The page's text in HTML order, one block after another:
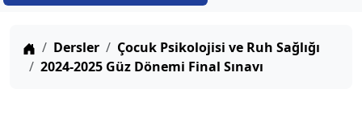
Anasayfa
Dersler
Çocuk Psikolojisi ve Ruh Sağlığı
2024-2025 Güz Dönemi Final Sınavı